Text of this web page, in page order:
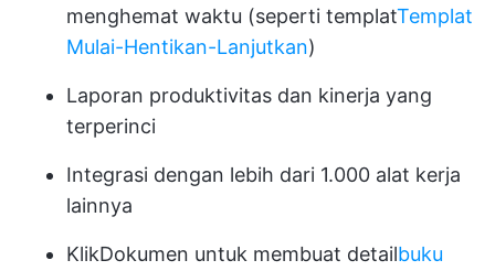
menghemat waktu (seperti templatTemplat
Mulai-Hentikan-Lanjutkan)
Laporan produktivitas dan kinerja yang
terperinci
Integrasi dengan lebih dari 1.000 alat kerja
lainnya
KlikDokumen untuk membuat detailbuku